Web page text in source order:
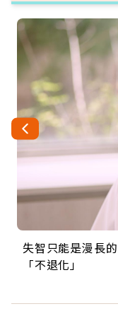
失智只能是漫長
「不退化」
來自剛果的巧克
的家，我連作夢
63歲卸矽谷副總
丑」走進安養院
104歲打破金氏
手，分享長壽的
事業巔峰他選擇
巨蛋！連CNN都大